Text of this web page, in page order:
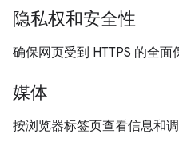
隐私权和安全性
确保网页受到 HTTPS 的全面
媒体
按浏览器标签页查看信息和调